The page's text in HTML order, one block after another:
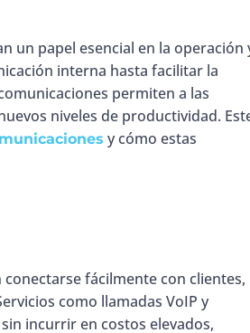
un papel esencial en la operación
interna hasta facilitar la
permiten a las
niveles de productividad.
y cómo estas
fácilmente con clientes,
como llamadas VoIP y
incurrir en costos elevados,